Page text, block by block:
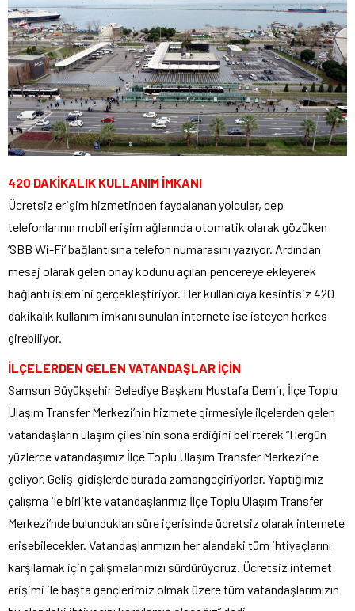
420 DAKİKALIK KULLANIM İMKANI
Ücretsiz erişim hizmetinden faydalanan yolcular, cep
telefonlarının mobil erişim ağlarında otomatik olarak gözüken
‘SBB Wi-Fi’ bağlantısına telefon numarasını yazıyor. Ardından
mesaj olarak gelen onay kodunu açılan pencereye ekleyerek
bağlantı işlemini gerçekleştiriyor. Her kullanıcıya kesintisiz 420
dakikalık kullanım imkanı sunulan internete ise isteyen herkes
girebiliyor.
İLÇELERDEN GELEN VATANDAŞLAR İÇİN
Samsun Büyükşehir Belediye Başkanı Mustafa Demir, İlçe Toplu
Ulaşım Transfer Merkezi’nin hizmete girmesiyle ilçelerden gelen
vatandaşların ulaşım çilesinin sona erdiğini belirterek “Hergün
yüzlerce vatandaşımız İlçe Toplu Ulaşım Transfer Merkezi’ne
geliyor. Geliş-gidişlerde burada zamangeçiriyorlar. Yaptığımız
çalışma ile birlikte vatandaşlarımız İlçe Toplu Ulaşım Transfer
Merkezi’nde bulundukları süre içerisinde ücretsiz olarak internete
erişebilecekler. Vatandaşlarımızın her alandaki tüm ihtiyaçlarını
karşılamak için çalışmalarımızı sürdürüyoruz. Ücretsiz internet
erişimi ile başta gençlerimiz olmak üzere tüm vatandaşlarımızın